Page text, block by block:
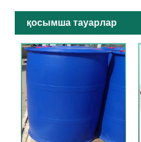
қосымша тауарлар